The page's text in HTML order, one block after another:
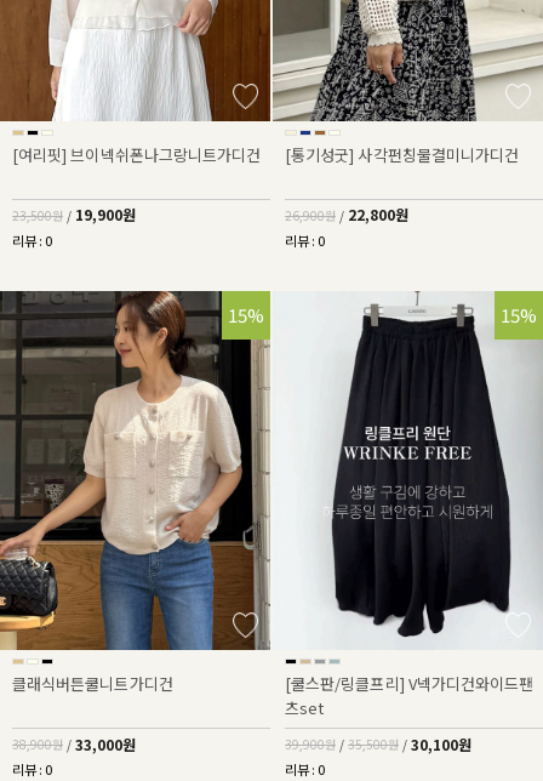
[여리핏] 브이넥쉬폰나그랑니트가디건
23,500원 / 19,900원
리뷰 : 0
[통기성굿] 사각펀칭물결미니가디건
26,900원 / 22,800원
리뷰 : 0
15%
클래식버튼쿨니트가디건
38,900원 / 33,000원
리뷰 : 0
25%
15%
[쿨스판/링클프리] V넥가디건와이드팬
츠set
39,900원 / 35,500원 / 30,100원
리뷰 : 0